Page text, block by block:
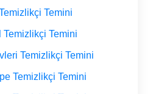
Temini
Temizlikçi Temini
Temizlikçi Temini
Temizlikçi Temini